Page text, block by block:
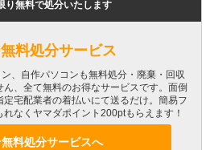
り無料で処分いたします
料処分サービス
、自作パソコンも無料処分・廃棄・回収
、全て無料のお得なサービスです。面倒
宅配業者の着払いにて送るだけ。簡易フ
なくヤマダポイント200ptもらえます！
料処分サービスへ